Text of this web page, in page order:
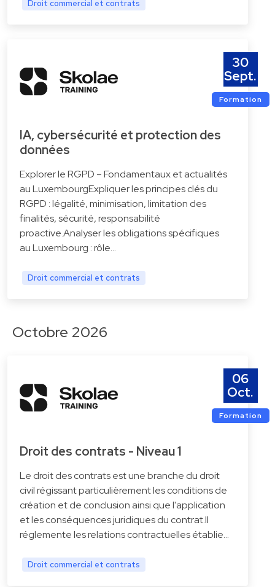
Droit commercial et contrats
30
Sept.
Formation
IA, cybersécurité et protection des
données
Explorer le RGPD – Fondamentaux et actualités
au LuxembourgExpliquer les principes clés du
RGPD : légalité, minimisation, limitation des
finalités, sécurité, responsabilité
proactive.Analyser les obligations spécifiques
au Luxembourg : rôle…
Droit commercial et contrats
Octobre 2026
06
Oct.
Formation
Droit des contrats - Niveau 1
Le droit des contrats est une branche du droit
civil régissant particulièrement les conditions de
création et de conclusion ainsi que l'application
et les conséquences juridiques du contrat.Il
réglemente les relations contractuelles établie…
Droit commercial et contrats